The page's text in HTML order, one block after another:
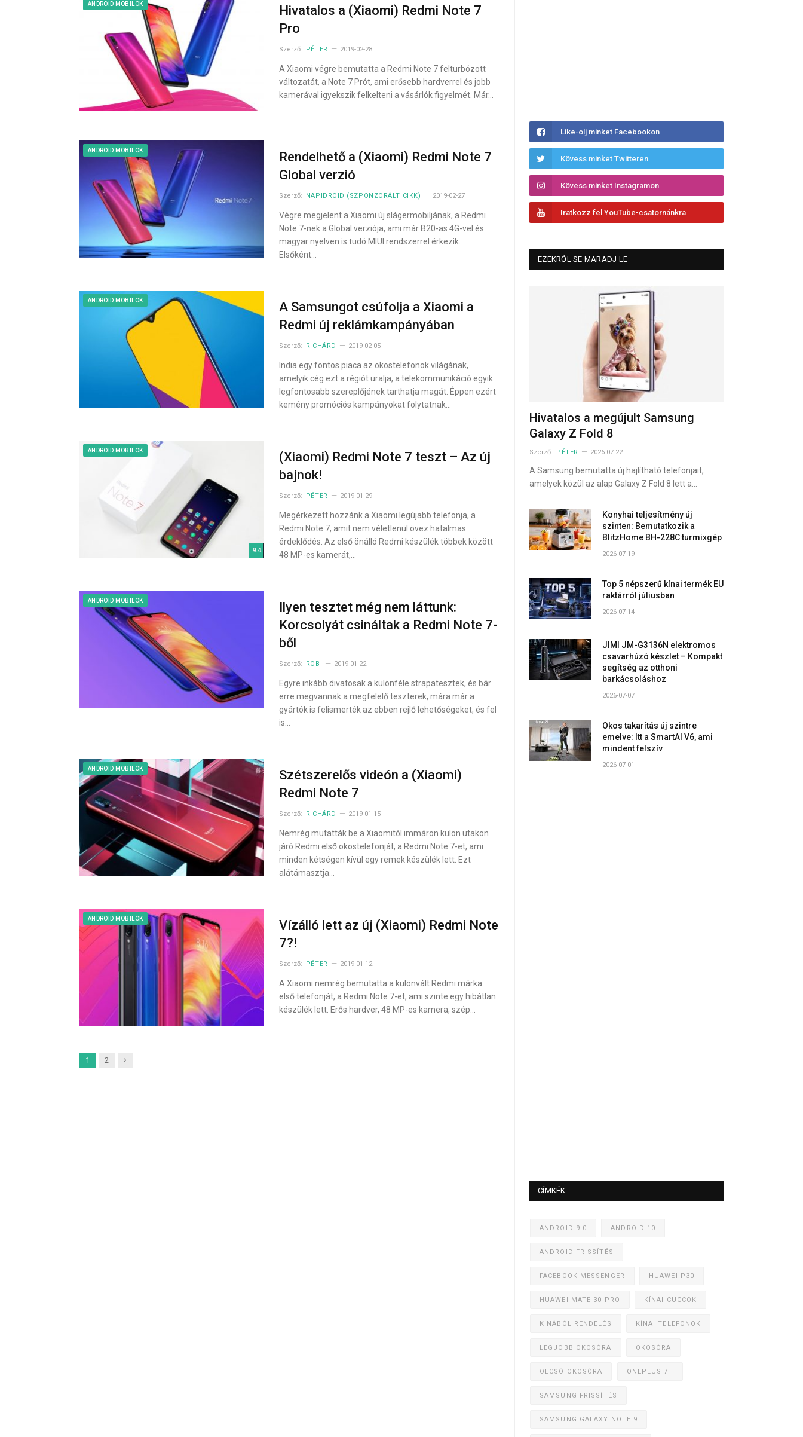
ANDROID MOBILOK
Hivatalos a (Xiaomi) Redmi Note 7
Pro
Szerző: PÉTER 2019-02-28
A Xiaomi végre bemutatta a Redmi Note 7 felturbózott
változatát, a Note 7 Prót, ami erősebb hardverrel és jobb
kamerával igyekszik felkelteni a vásárlók figyelmét. Már…
ANDROID MOBILOK
Rendelhető a (Xiaomi) Redmi Note 7
Global verzió
Szerző: NAPIDROID (SZPONZORÁLT CIKK) 2019-02-27
Végre megjelent a Xiaomi új slágermobiljának, a Redmi
Note 7-nek a Global verziója, ami már B20-as 4G-vel és
magyar nyelven is tudó MIUI rendszerrel érkezik.
Elsőként…
ANDROID MOBILOK
A Samsungot csúfolja a Xiaomi a
Redmi új reklámkampányában
Szerző: RICHÁRD 2019-02-05
India egy fontos piaca az okostelefonok világának,
amelyik cég ezt a régiót uralja, a telekommunikáció egyik
legfontosabb szereplőjének tarthatja magát. Éppen ezért
kemény promóciós kampányokat folytatnak…
ANDROID MOBILOK
9.4
(Xiaomi) Redmi Note 7 teszt – Az új
bajnok!
Szerző: PÉTER 2019-01-29
Megérkezett hozzánk a Xiaomi legújabb telefonja, a
Redmi Note 7, amit nem véletlenül övez hatalmas
érdeklődés. Az első önálló Redmi készülék többek között
48 MP-es kamerát,…
ANDROID MOBILOK
Ilyen tesztet még nem láttunk:
Korcsolyát csináltak a Redmi Note 7-
ből
Szerző: ROBI 2019-01-22
Egyre inkább divatosak a különféle strapatesztek, és bár
erre megvannak a megfelelő teszterek, mára már a
gyártók is felismerték az ebben rejlő lehetőségeket, és fel
is…
ANDROID MOBILOK
Szétszerelős videón a (Xiaomi)
Redmi Note 7
Szerző: RICHÁRD 2019-01-15
Nemrég mutatták be a Xiaomitól immáron külön utakon
járó Redmi első okostelefonját, a Redmi Note 7-et, ami
minden kétségen kívül egy remek készülék lett. Ezt
alátámasztja…
ANDROID MOBILOK
Vízálló lett az új (Xiaomi) Redmi Note
7?!
Szerző: PÉTER 2019-01-12
A Xiaomi nemrég bemutatta a különvált Redmi márka
első telefonját, a Redmi Note 7-et, ami szinte egy hibátlan
készülék lett. Erős hardver, 48 MP-es kamera, szép…
1 2 Next
Like-olj minket Facebookon
Kövess minket Twitteren
Kövess minket Instagramon
Iratkozz fel YouTube-csatornánkra
EZEKRŐL SE MARADJ LE
Hivatalos a megújult Samsung
Galaxy Z Fold 8
Szerző: PÉTER 2026-07-22
A Samsung bemutatta új hajlítható telefonjait,
amelyek közül az alap Galaxy Z Fold 8 lett a…
Konyhai teljesítmény új
szinten: Bemutatkozik a
BlitzHome BH-228C turmixgép
2026-07-19
Top 5 népszerű kínai termék EU
raktárról júliusban
2026-07-14
JIMI JM-G3136N elektromos
csavarhúzó készlet – Kompakt
segítség az otthoni
barkácsoláshoz
2026-07-07
Okos takarítás új szintre
emelve: Itt a SmartAI V6, ami
mindent felszív
2026-07-01
CÍMKÉK
ANDROID 9.0 ANDROID 10
ANDROID FRISSÍTÉS
FACEBOOK MESSENGER HUAWEI P30
HUAWEI MATE 30 PRO KÍNAI CUCCOK
KÍNÁBÓL RENDELÉS KÍNAI TELEFONOK
LEGJOBB OKOSÓRA OKOSÓRA
OLCSÓ OKOSÓRA ONEPLUS 7T
SAMSUNG FRISSÍTÉS
SAMSUNG GALAXY NOTE 9